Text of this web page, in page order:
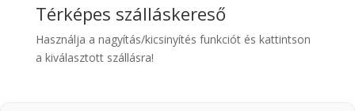
Térképes szálláskereső
Használja a nagyítás/kicsinyítés funkciót és kattintson
a kiválasztott szállásra!